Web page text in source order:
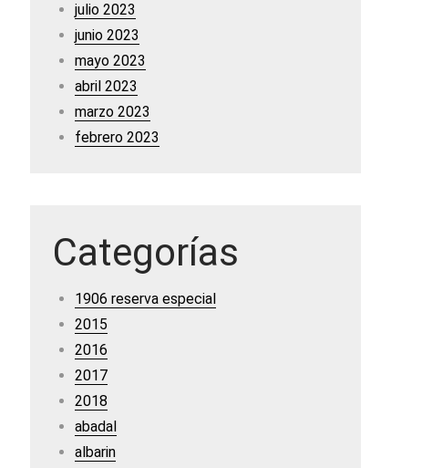
julio 2023
junio 2023
mayo 2023
abril 2023
marzo 2023
febrero 2023
Categorías
1906 reserva especial
2015
2016
2017
2018
abadal
albarin